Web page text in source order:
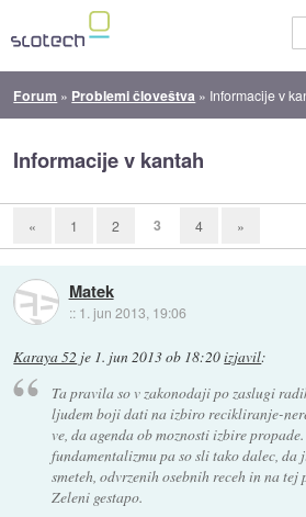
Forum » Problemi človeštva » Informacije v
Informacije v kantah
« 1 2 3 4 »
Matek
:: 1. jun 2013, 19:06
Karaya 52 je 1. jun 2013 ob 18:20izjavil:
Ta pravila so v zakonodaji po zaslugi
ljudem boji dati na izbiro recikliranje-
ve, da agenda ob moznosti izbire propade.
fundamentalizmu pa so sli tako dalec, da
smeteh, odvrzenih osebnih receh in na
Zeleni gestapo.